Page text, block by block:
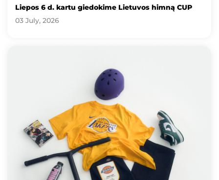
Liepos 6 d. kartu giedokime Lietuvos himną CUP
03 July, 2026